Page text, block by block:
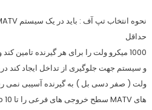
حداقل
1000 میکرو ولت را برای هر گیرنده تامین کند و ایزولاسیون کافی بین گیرنده
و سیستم جهت جلوگیری از تداخل ایجاد کند دریافت
ولت ( صفر دسی بل ) به گیرنده آسیبی نمی
های MATV سطح خروجی های فرعی را تا 10 db نیز در نظر می گیرند . در طراحی